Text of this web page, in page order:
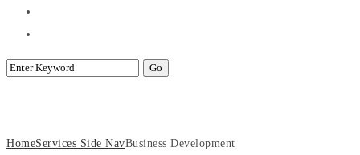
HomeServices Side NavBusiness Development